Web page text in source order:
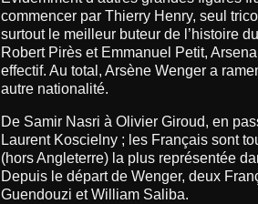
commencer par Thierry Henry, seul
surtout le meilleur buteur de l’histoire
Robert Pirès et Emmanuel Petit,
effectif. Au total, Arsène Wenger a
autre nationalité.
De Samir Nasri à Olivier Giroud, en
Laurent Koscielny ; les Français sont
(hors Angleterre) la plus représentée
Depuis le départ de Wenger, deux
Guendouzi et William Saliba.